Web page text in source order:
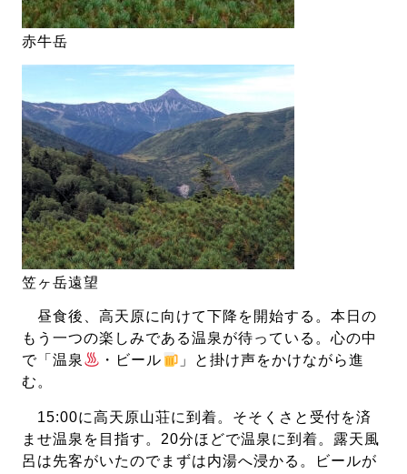
赤牛岳
笠ヶ岳遠望
昼食後、高天原に向けて下降を開始する。本日の
もう一つの楽しみである温泉が待っている。心の中
で「温泉
・ビール
」と掛け声をかけながら進
む。
15:00に高天原山荘に到着。そそくさと受付を済
ませ温泉を目指す。20分ほどで温泉に到着。露天風
呂は先客がいたのでまずは内湯へ浸かる。ビールが